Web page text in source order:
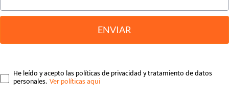
ENVIAR
He leído y acepto las políticas de privacidad y tratamiento de datos
personales.